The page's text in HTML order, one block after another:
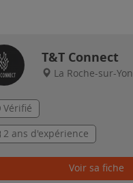
T&T Connect
La Roche-sur-Yon
Vérifié
2 ans d'expérience
Voir sa fiche